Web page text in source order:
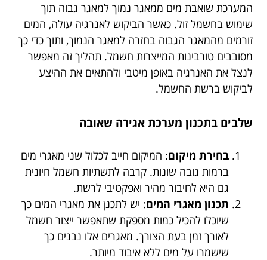
המערכת שואבת מים ממאגר נמוך למאגר גבוה תוך
שימוש בחשמל זול. כאשר הביקוש לאנרגיה עולה, המים
זורמים מהמאגר הגבוה בחזרה למאגר הנמוך, ותוך כדי כך
מסובבים טורבינות המייצרות חשמל. תהליך זה מאפשר
לנצל את האנרגיה באופן מיטבי ולהתאים את ההיצע
לביקוש ברשת החשמל.
שלבים בתכנון מערכת אגירה שאובה
בחירת מיקום: המיקום חייב לכלול שני מאגרי מים
ברמות גובה שונות. קרבה לתשתיות חשמל חיונית
גם היא לחיבור מהיר ואפקטיבי לרשת.
תכנון מאגרי המים: יש לתכנן את מאגרי המים כך
שיוכלו להכיל כמות מספקת שתאפשר ייצור חשמל
לאורך זמן בעת הצורך. מאגרים אלו נבנים כך
שישמרו על מים ללא איבוד מיותר.